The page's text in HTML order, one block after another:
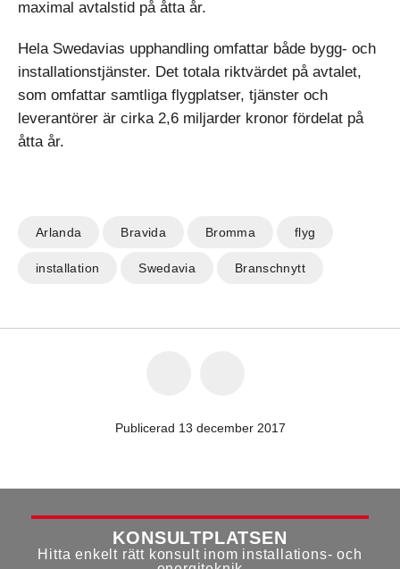
maximal avtalstid på åtta år.
Hela Swedavias upphandling omfattar både bygg- och
installationstjänster. Det totala riktvärdet på avtalet,
som omfattar samtliga flygplatser, tjänster och
leverantörer är cirka 2,6 miljarder kronor fördelat på
åtta år.
Arlanda Bravida Bromma flyg
installation Swedavia Branschnytt
Publicerad 13 december 2017
KONSULTPLATSEN
Hitta enkelt rätt konsult inom installations- och